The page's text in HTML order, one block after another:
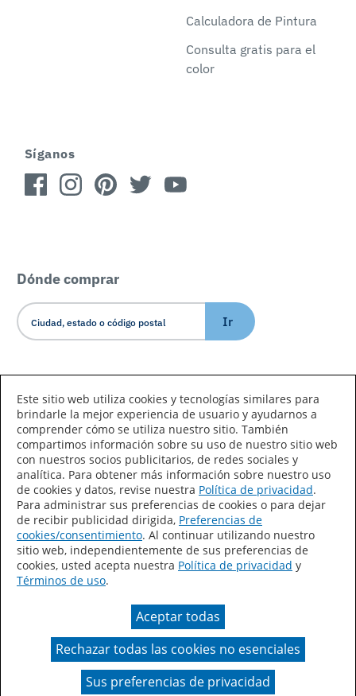
Calculadora de Pintura
Consulta gratis para el
color
Síganos
Dónde comprar
Ir
Declaración de accesibilidad
Mapa del sitio
Términos de uso
Privacidad
Sus preferencias de privacidad
Ley de Cadenas de Suministro de California
Un color real puede variar en comparación con la
presentación en pantalla.
Este sitio web utiliza cookies y tecnologías similares para
brindarle la mejor experiencia de usuario y ayudarnos a
comprender cómo se utiliza nuestro sitio. También
compartimos información sobre su uso de nuestro sitio web
con nuestros socios publicitarios, de redes sociales y
analítica. Para obtener más información sobre nuestro uso
de cookies y datos, revise nuestra Política de privacidad.
Para administrar sus preferencias de cookies o para dejar
de recibir publicidad dirigida, Preferencias de
cookies/consentimiento. Al continuar utilizando nuestro
sitio web, independientemente de sus preferencias de
cookies, usted acepta nuestra Política de privacidad y
Términos de uso.
Aceptar todas
Rechazar todas las cookies no esenciales
Sus preferencias de privacidad